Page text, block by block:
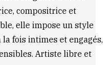
compositrice et
elle impose un style
fois intimes et engagés,
Artiste libre et